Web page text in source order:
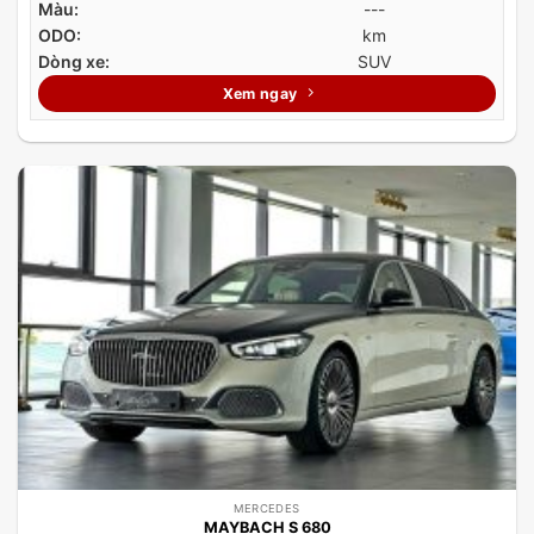
Màu:
---
ODO:
km
Dòng xe:
SUV
Xem ngay
MERCEDES
MAYBACH S 680